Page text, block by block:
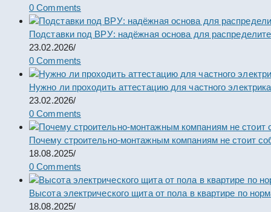
0 Comments
Подставки под ВРУ: надёжная основа для
23.02.2026/
0 Comments
Нужно ли проходить аттестацию для частного
23.02.2026/
0 Comments
Почему строительно-монтажным компаниям не стоит
18.08.2025/
0 Comments
Высота электрического щита от пола в квартире по
18.08.2025/